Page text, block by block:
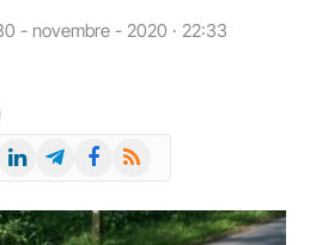
- novembre - 2020 · 22:33
LinkedInTelegramFacebook
RSS